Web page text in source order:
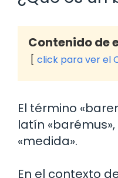
Contenido de
click para ver el
El término
latín
«medida».
En el contexto